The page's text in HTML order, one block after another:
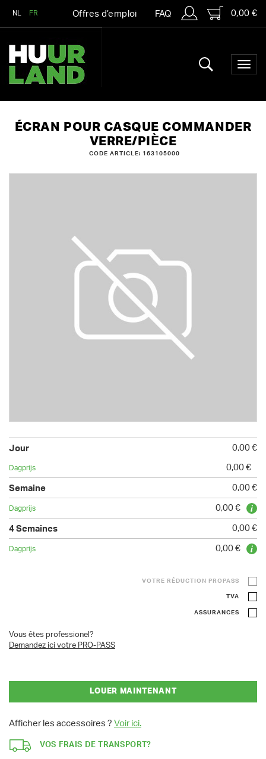
NL FR Offres d’emploi FAQ 0,00 €
ÉCRAN POUR CASQUE COMMANDER
VERRE/PIÈCE
CODE ARTICLE: 163105000
0,00 €
0,00 €
0,00 €
0,00 €
0,00 €
0,00 €
VOTRE RÉDUCTION PROPASS
TVA
ASSURANCES
Vous êtes professionel?
Demandez ici votre PRO-PASS
LOUER MAINTENANT
Afficher les accessoires ? Voir ici.
VOS FRAIS DE TRANSPORT?